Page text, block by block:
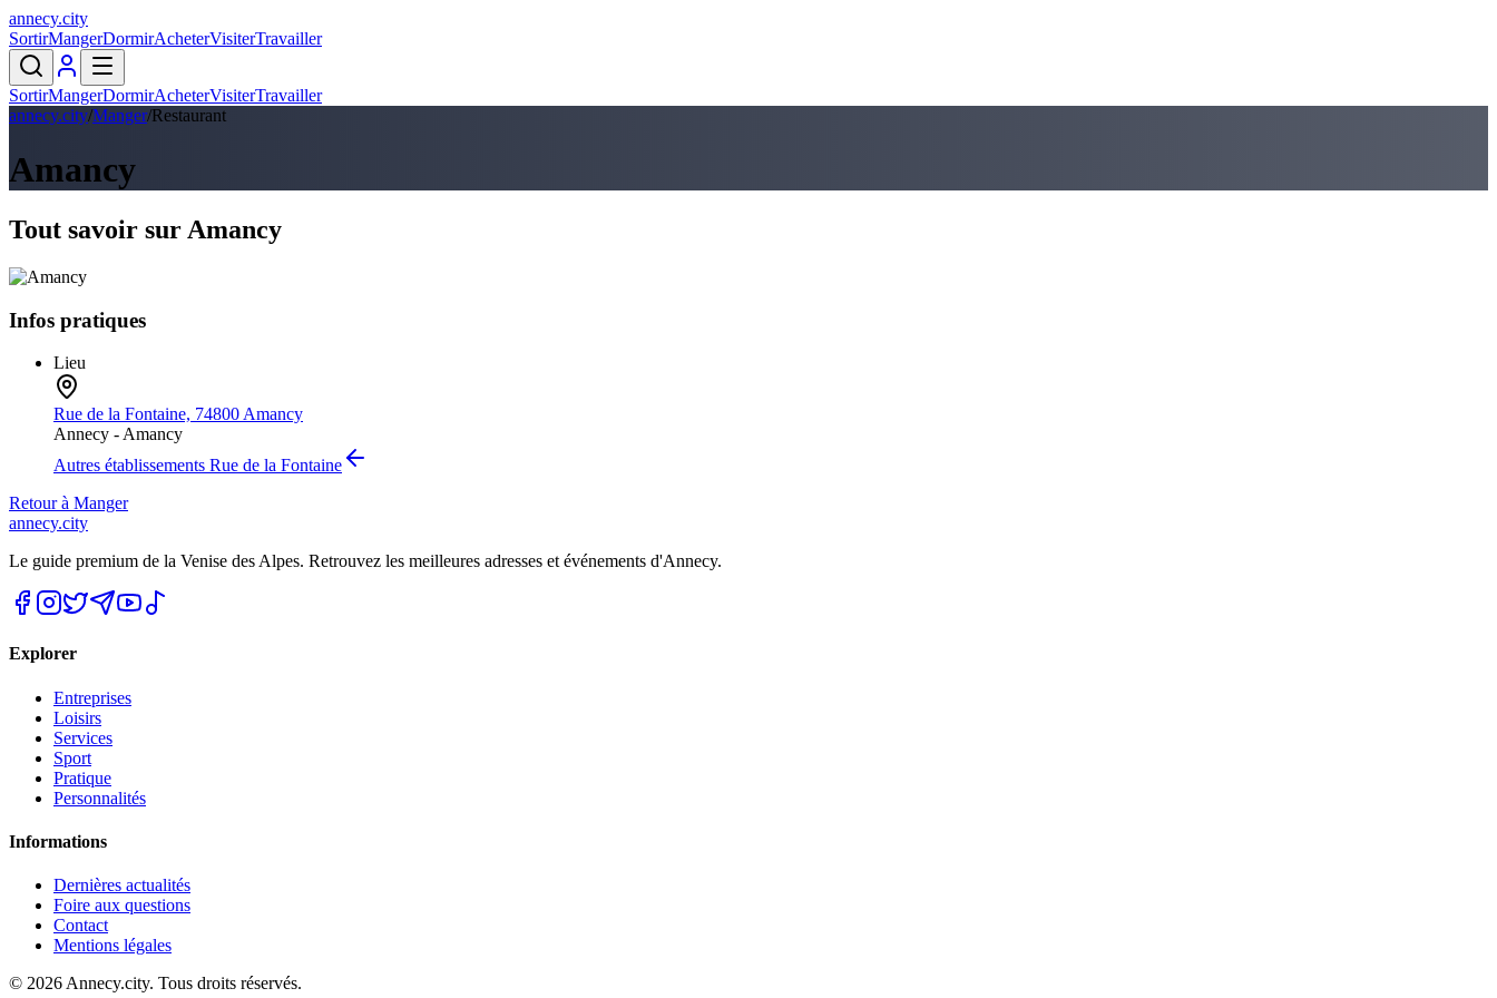
annecy.city
SortirMangerDormirAcheterVisiterTravailler
SortirMangerDormirAcheterVisiterTravailler
annecy.city/Manger/Restaurant
Amancy
Tout savoir sur Amancy
Infos pratiques
Lieu
Rue de la Fontaine, 74800 Amancy
Annecy - Amancy
Autres établissements Rue de la Fontaine
Retour à Manger
annecy.city
Le guide premium de la Venise des Alpes. Retrouvez les meilleures adresses et événements d'Annecy.
Explorer
Entreprises
Loisirs
Services
Sport
Pratique
Personnalités
Informations
Dernières actualités
Foire aux questions
Contact
Mentions légales
© 2026 Annecy.city. Tous droits réservés.